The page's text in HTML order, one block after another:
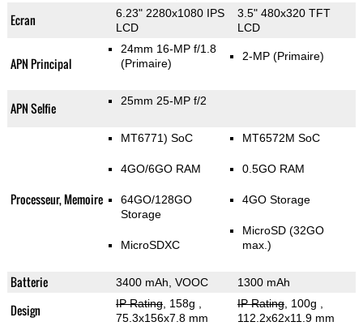
Ecran
6.23" 2280x1080 IPS
LCD
3.5" 480x320 TFT
LCD
APN Principal
24mm 16-MP f/1.8
(Primaire)
2-MP (Primaire)
APN Selfie 25mm 25-MP f/2
Processeur, Memoire
MT6771) SoC
4GO/6GO RAM
64GO/128GO
Storage
MicroSDXC
MT6572M SoC
0.5GO RAM
4GO Storage
MicroSD (32GO
max.)
Batterie 3400 mAh, VOOC 1300 mAh
Design IP Rating, 158g
75.3x156x7.8 mm
IP Rating, 100g
112.2x62x11.9 mm